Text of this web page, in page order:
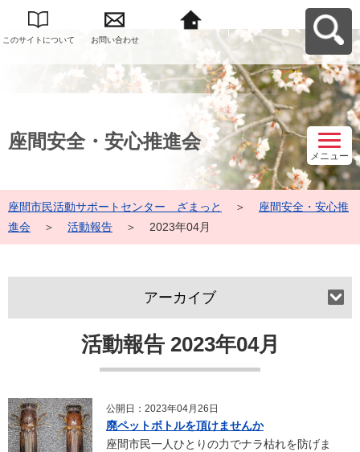
このサイトについて お問い合わせ
トセンター ざまっ
座間安全・安心推進会
メニュー
座間市民活動サポートセンター ざまっと ＞
座間安全・安心推
進会
＞ 活動報告 ＞ 2023年04月
活動報告 2023年04月
公開日：2023年04月26日
廃ペットボトルを頂けませんか
座間市民一人ひとりの力でナラ枯れを防げま
アーカイブ